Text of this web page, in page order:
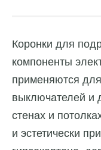
Коронки для
компоненты
применяются
выключателей и
стенах и
и эстетически